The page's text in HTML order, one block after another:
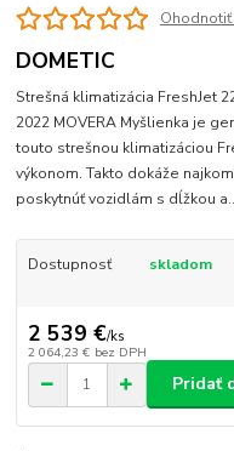
DOMETIC
Strešná klimatizácia FreshJet
2022 MOVERA Myšlienka je
touto strešnou klimatizáciou
výkonom. Takto dokáže
poskytnúť vozidlám s dĺžkou
Dostupnosť skladom
2 539 €/ks
2 064,23 € bez DPH
Pridať